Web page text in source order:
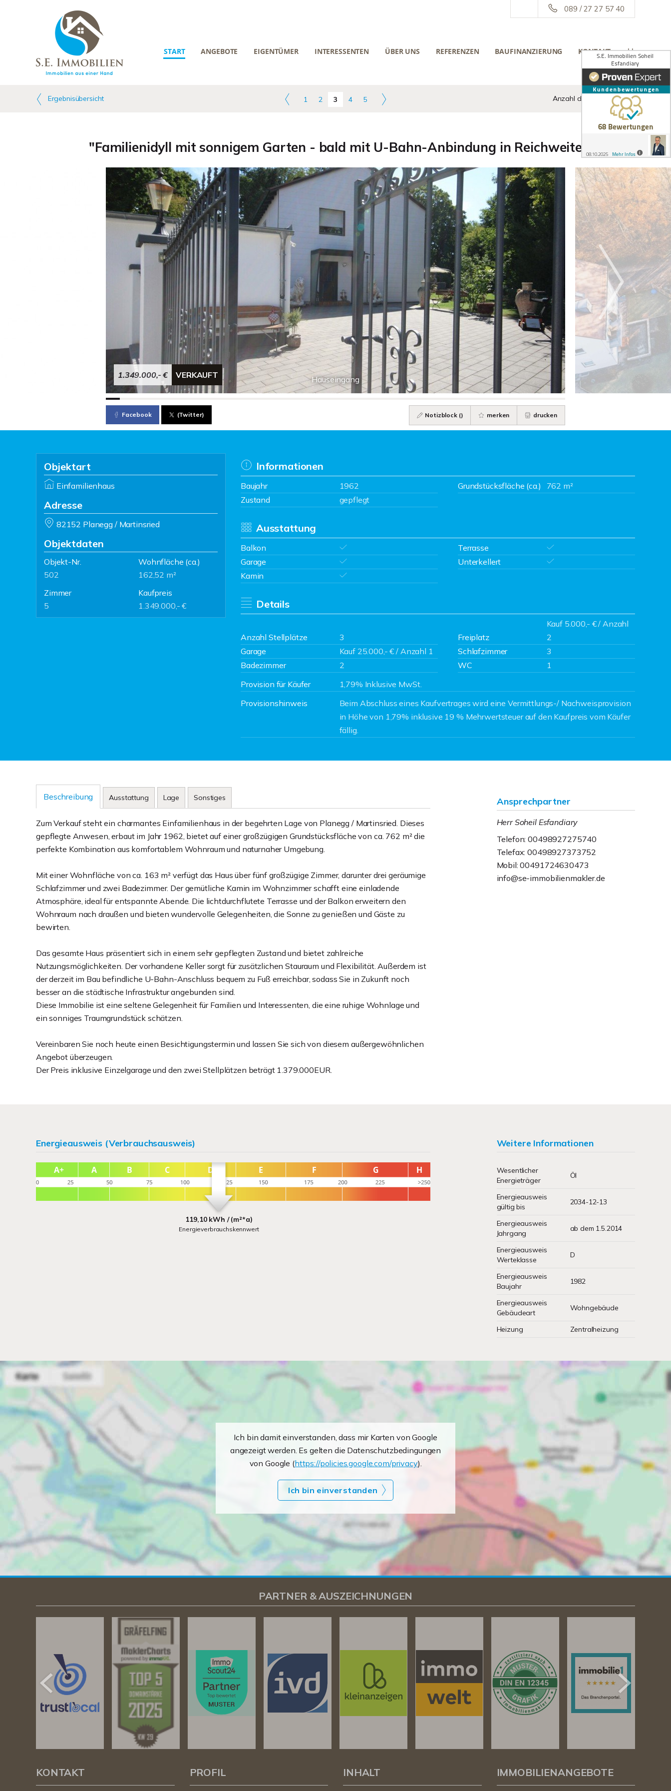
089 / 27 27 57 40
START ANGEBOTE EIGENTÜMER INTERESSENTEN ÜBER UNS REFERENZEN BAUFINANZIERUNG KONTAKT ||
Ergebnisübersicht 1 2 3 4 5 Anzahl der Objekte:3 | 17
"Familienidyll mit sonnigem Garten - bald mit U-Bahn-Anbindung in Reichweite
Hauseingang
1.349.000,- € VERKAUFT
Facebook (Twitter) Notizblock () merken drucken
Objektart
Einfamilienhaus
Adresse
82152 Planegg / Martinsried
Objektdaten
Objekt-Nr.
502
Wohnfläche (ca.)
162,52 m²
Zimmer
5
Kaufpreis
1.349.000,- €
Informationen
Baujahr 1962 Grundstücksfläche (ca.)
762 m²
Zustand
gepflegt
Ausstattung
Balkon
Terrasse
Garage
Unterkellert
Kamin
Details
Anzahl Stellplätze 3 Freiplatz
Kauf 5.000,- € / Anzahl
2
Garage
Kauf 25.000,- € / Anzahl 1 Schlafzimmer
3
Badezimmer
2 WC
1
Provision für Käufer
1,79% Inklusive MwSt.
Provisionshinweis
Beim Abschluss eines Kaufvertrages wird eine Vermittlungs-/ Nachweisprovision
in Höhe von 1,79% inklusive 19 % Mehrwertsteuer auf den Kaufpreis vom Käufer
fällig.
Beschreibung Ausstattung Lage Sonstiges
Zum Verkauf steht ein charmantes Einfamilienhaus in der begehrten Lage von Planegg / Martinsried. Dieses
gepflegte Anwesen, erbaut im Jahr 1962, bietet auf einer großzügigen Grundstücksfläche von ca. 762 m² die
perfekte Kombination aus komfortablem Wohnraum und naturnaher Umgebung.
Mit einer Wohnfläche von ca. 163 m² verfügt das Haus über fünf großzügige Zimmer, darunter drei geräumige
Schlafzimmer und zwei Badezimmer. Der gemütliche Kamin im Wohnzimmer schafft eine einladende
Atmosphäre, ideal für entspannte Abende. Die lichtdurchflutete Terrasse und der Balkon erweitern den
Wohnraum nach draußen und bieten wundervolle Gelegenheiten, die Sonne zu genießen und Gäste zu
bewirten.
Das gesamte Haus präsentiert sich in einem sehr gepflegten Zustand und bietet zahlreiche
Nutzungsmöglichkeiten. Der vorhandene Keller sorgt für zusätzlichen Stauraum und Flexibilität. Außerdem ist
der derzeit im Bau befindliche U-Bahn-Anschluss bequem zu Fuß erreichbar, sodass Sie in Zukunft noch
besser an die städtische Infrastruktur angebunden sind.
Diese Immobilie ist eine seltene Gelegenheit für Familien und Interessenten, die eine ruhige Wohnlage und
ein sonniges Traumgrundstück schätzen.
Vereinbaren Sie noch heute einen Besichtigungstermin und lassen Sie sich von diesem außergewöhnlichen
Angebot überzeugen.
Der Preis inklusive Einzelgarage und den zwei Stellplätzen beträgt 1.379.000EUR.
Ansprechpartner
Herr Soheil Esfandiary
Telefon: 00498927275740
Telefax: 00498927373752
Mobil: 00491724630473
info@se-immobilienmakler.de
Energieausweis (Verbrauchsausweis)
119,10 kWh / (m²*a)
Energieverbrauchskennwert
Weitere Informationen
Wesentlicher
Energieträger
Öl
Energieausweis
gültig bis
2034-12-13
Energieausweis
Jahrgang
ab dem 1.5.2014
Energieausweis
Werteklasse
D
Energieausweis
Baujahr
1982
Energieausweis
Gebäudeart
Wohngebäude
Heizung Zentralheizung
Ich bin damit einverstanden, dass mir Karten von Google
angezeigt werden. Es gelten die Datenschutzbedingungen
von Google (https://policies.google.com/privacy).
Ich bin einverstanden
PARTNER & AUSZEICHNUNGEN
KONTAKT PROFIL INHALT IMMOBILIENANGEBOTE